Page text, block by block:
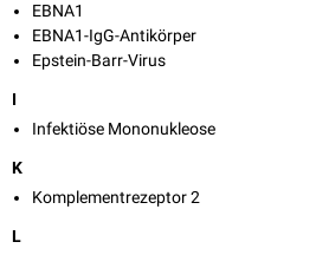
EBNA1
EBNA1-IgG-Antikörper
Epstein-Barr-Virus
I
Infektiöse Mononukleose
K
Komplementrezeptor 2
L